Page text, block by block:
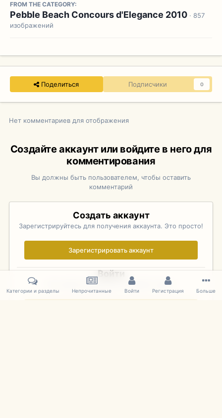
FROM THE CATEGORY:
Pebble Beach Concours d'Elegance 2010 · 857
изображений
Поделиться Подписчики 0
Нет комментариев для отображения
Создайте аккаунт или войдите в него для
комментирования
Вы должны быть пользователем, чтобы оставить
комментарий
Создать аккаунт
Зарегистрируйтесь для получения аккаунта. Это просто!
Зарегистрировать аккаунт
Войти
Уже зарегистрированы? Войдите здесь.
Категории и разделы Непрочитанные Войти Регистрация Больше